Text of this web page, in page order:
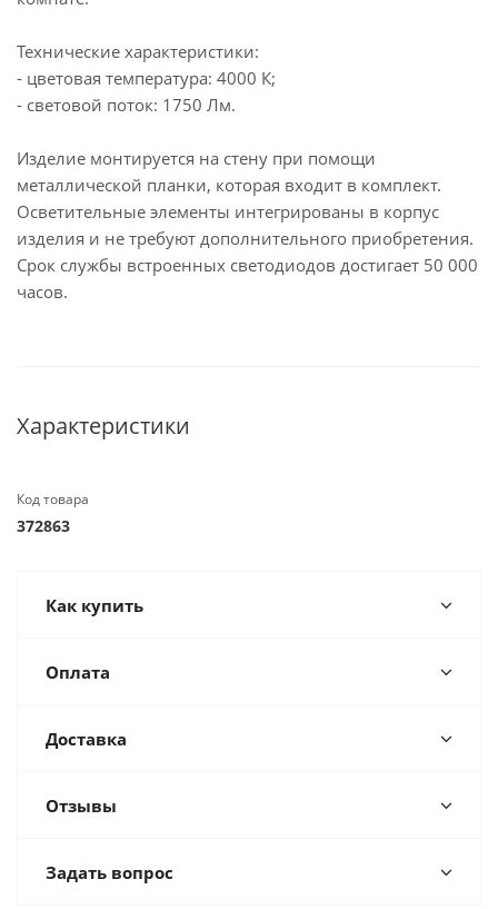
Технические характеристики:
- цветовая температура: 4000 К;
- световой поток: 1750 Лм.
Изделие монтируется на стену при помощи
металлической планки, которая входит в комплект.
Осветительные элементы интегрированы в корпус
изделия и не требуют дополнительного приобретения.
Срок службы встроенных светодиодов достигает 50 000
часов.
Характеристики
Код товара
372863
Как купить
Оплата
Доставка
Отзывы
Задать вопрос